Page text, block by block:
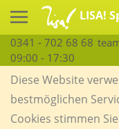
LISA!
0341 - 702 68 68
09:00 - 17:30
Diese Website
bestmöglichen
Cookies stimmen